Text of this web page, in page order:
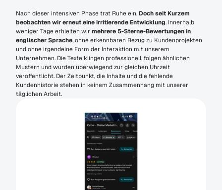
Nach dieser intensiven Phase trat Ruhe ein. Doch seit Kurzem
beobachten wir erneut eine irritierende Entwicklung. Innerhalb
weniger Tage erhielten wir mehrere 5-Sterne-Bewertungen in
englischer Sprache, ohne erkennbaren Bezug zu Kundenprojekten
und ohne irgendeine Form der Interaktion mit unserem
Unternehmen. Die Texte klingen professionell, folgen ähnlichen
Mustern und wurden überwiegend zur gleichen Uhrzeit
veröffentlicht. Der Zeitpunkt, die Inhalte und die fehlende
Kundenhistorie stehen in keinem Zusammenhang mit unserer
täglichen Arbeit.